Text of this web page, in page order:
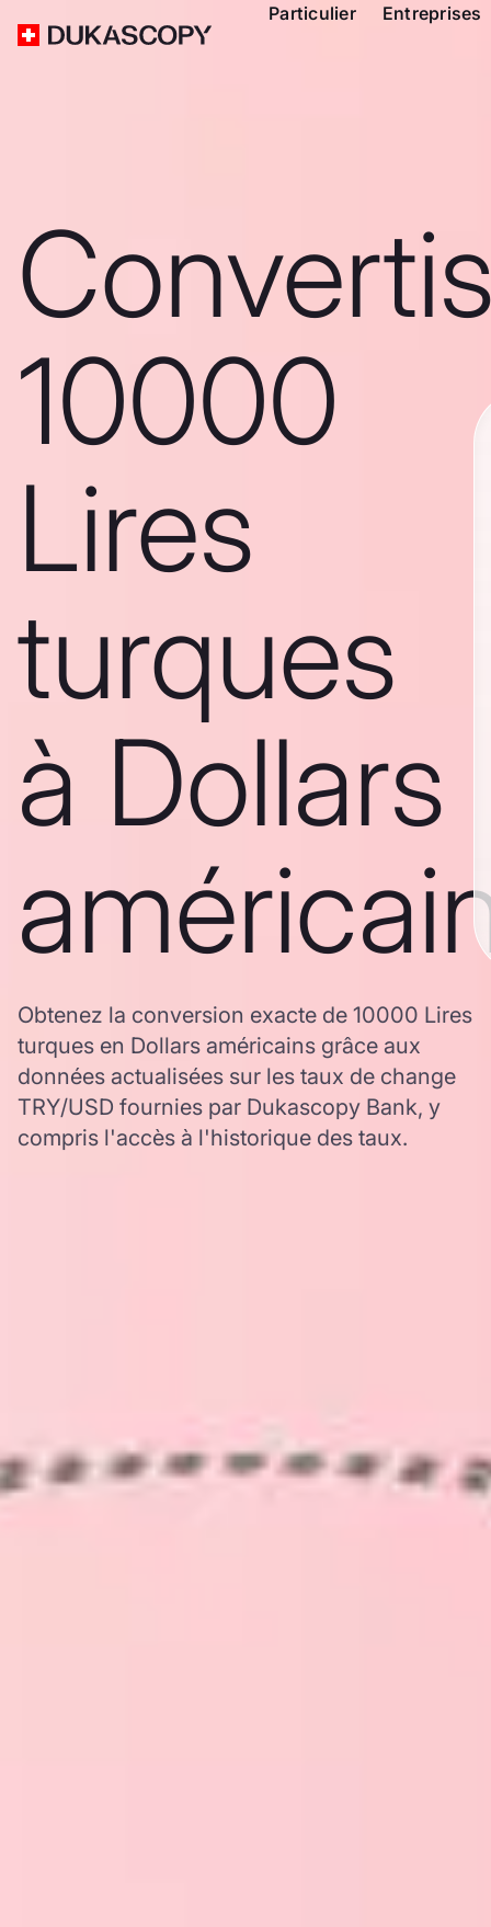
Particulier Entreprises
10000
Lires
turques
à Dollars
Obtenez la conversion exacte de 10000 Lires
turques en Dollars américains grâce aux
données actualisées sur les taux de change
TRY/USD fournies par Dukascopy Bank, y
compris l'accès à l'historique des taux.